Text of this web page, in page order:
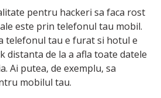
pentru hackeri sa faca rost
este prin telefonul tau mobil.
telefonul tau e furat si hotul e
distanta de la a afla toate datele
Ai putea, de exemplu, sa
mobilul tau.